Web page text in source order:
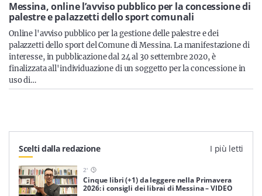
Servizi
Messina, online l’avviso pubblico per la concessione di
palestre e palazzetti dello sport comunali
Online l'avviso pubblico per la gestione delle palestre e dei
palazzetti dello sport del Comune di Messina. La manifestazione di
interesse, in pubblicazione dal 24 al 30 settembre 2020, è
finalizzata all'individuazione di un soggetto per la concessione in
uso di…
Scelti dalla redazione I più letti
2'
Cinque libri (+1) da leggere nella Primavera
2026: i consigli dei librai di Messina – VIDEO